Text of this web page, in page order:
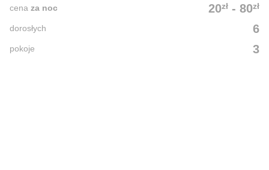
20zł - 80zł
cena za noc
6
dorosłych
3
pokoje